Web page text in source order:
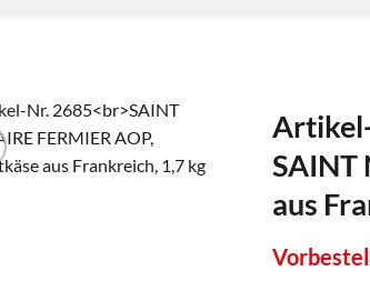
SAINT
aus